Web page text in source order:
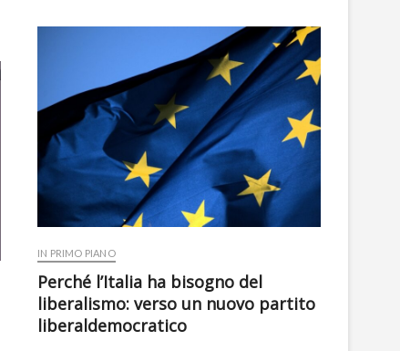
IN PRIMO PIANO
Perché l’Italia ha bisogno del
liberalismo: verso un nuovo partito
liberaldemocratico